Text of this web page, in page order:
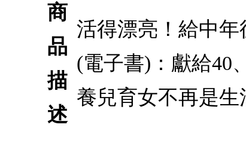
商
品
描
述
活得漂亮！給中
(電子書)：獻給40
養兒育女不再是生